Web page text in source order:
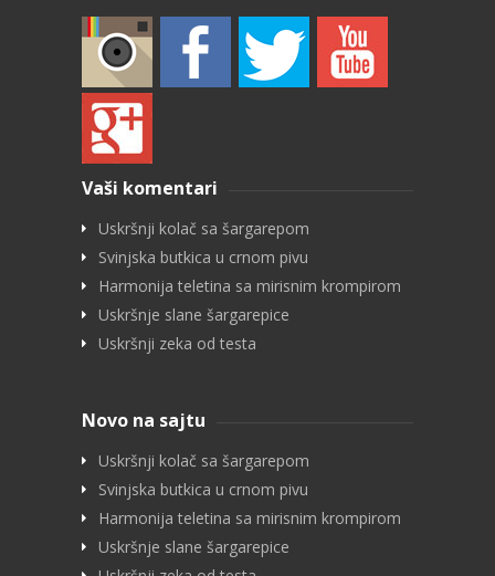
Vaši komentari
Uskršnji kolač sa šargarepom
Svinjska butkica u crnom pivu
Harmonija teletina sa mirisnim krompirom
Uskršnje slane šargarepice
Uskršnji zeka od testa
Novo na sajtu
Uskršnji kolač sa šargarepom
Svinjska butkica u crnom pivu
Harmonija teletina sa mirisnim krompirom
Uskršnje slane šargarepice